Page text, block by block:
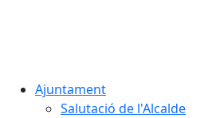
Ajuntament
Salutació de l'Alcalde